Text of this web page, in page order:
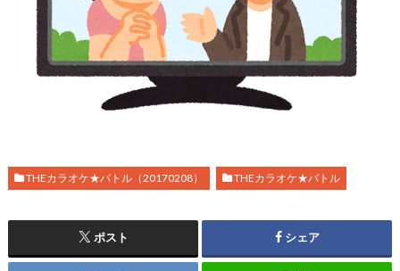
THEカラオケ★バトル（20170208） THEカラオケ★バトル
ポスト シェア